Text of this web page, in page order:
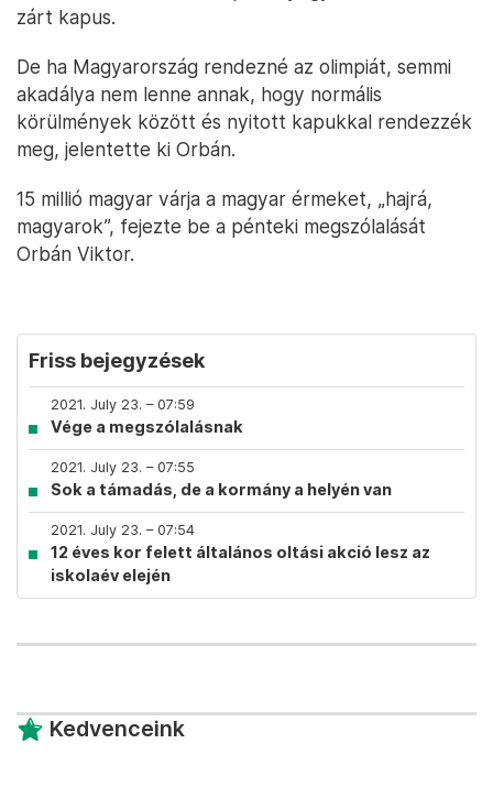
zárt kapus.
De ha Magyarország rendezné az olimpiát, semmi
akadálya nem lenne annak, hogy normális
körülmények között és nyitott kapukkal rendezzék
meg, jelentette ki Orbán.
15 millió magyar várja a magyar érmeket, „hajrá,
magyarok”, fejezte be a pénteki megszólalását
Orbán Viktor.
Friss bejegyzések
2021. July 23. – 07:59
Vége a megszólalásnak
2021. July 23. – 07:55
Sok a támadás, de a kormány a helyén van
2021. July 23. – 07:54
12 éves kor felett általános oltási akció lesz az
iskolaév elején
Kedvenceink